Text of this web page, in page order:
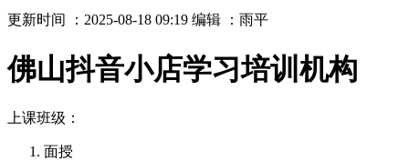
更新时间 ：2025-08-18 09:19 编辑 ：雨平
佛山抖音小店学习培训机构
上课班级：
面授